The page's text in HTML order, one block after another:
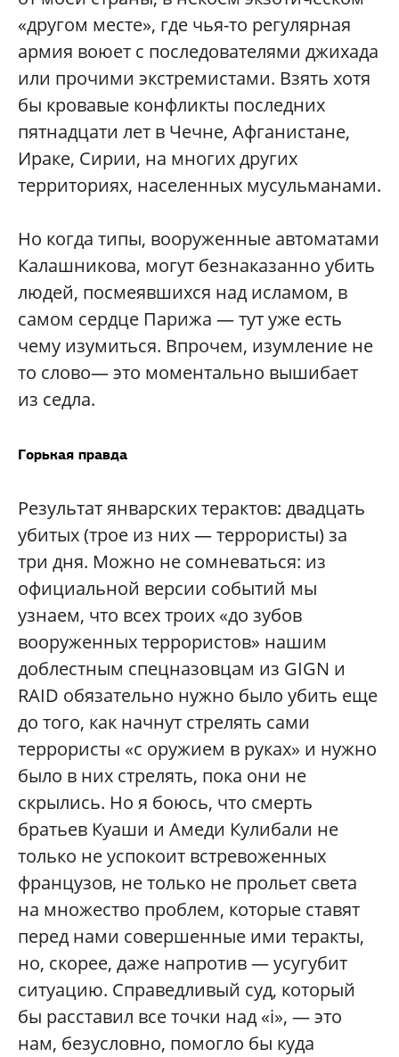
«другом месте», где чья-то регулярная
армия воюет с последователями джихада
или прочими экстремистами. Взять хотя
бы кровавые конфликты последних
пятнадцати лет в Чечне, Афганистане,
Ираке, Сирии, на многих других
территориях, населенных мусульманами.
Но когда типы, вооруженные автоматами
Калашникова, могут безнаказанно убить
людей, посмеявшихся над исламом, в
самом сердце Парижа — тут уже есть
чему изумиться. Впрочем, изумление не
то слово— это моментально вышибает
из седла.
Горькая правда
Результат январских терактов: двадцать
убитых (трое из них — террористы) за
три дня. Можно не сомневаться: из
официальной версии событий мы
узнаем, что всех троих «до зубов
вооруженных террористов» нашим
доблестным спецназовцам из GIGN и
RAID обязательно нужно было убить еще
до того, как начнут стрелять сами
террористы «с оружием в руках» и нужно
было в них стрелять, пока они не
скрылись. Но я боюсь, что смерть
братьев Куаши и Амеди Кулибали не
только не успокоит встревоженных
французов, не только не прольет света
на множество проблем, которые ставят
перед нами совершенные ими теракты,
но, скорее, даже напротив — усугубит
ситуацию. Справедливый суд, который
бы расставил все точки над «i», — это
нам, безусловно, помогло бы куда